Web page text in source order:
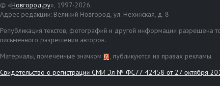
© «Новгород.ру», 1997-2026.
Адрес редакции: Великий Новгород, ул. Нехинская, д. 8
Републикация текстов, фотографий и другой информации разрешена
письменного разрешения авторов.
Материалы, помеченные значком
, публикуются на правах рекламы.
Свидетельство о регистрации СМИ Эл № ФС77-42458 от 27 октября